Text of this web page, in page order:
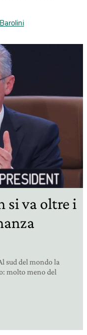
si va oltre i
sud del mondo la
molto meno del